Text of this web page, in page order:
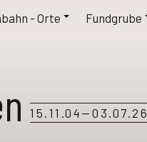
- Orte Fundgrube
15.11.04—03.07.26